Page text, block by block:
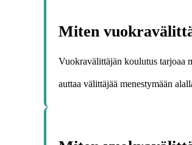
Miten
Vuokravälittäjän koulutus tarjoaa
auttaa välittäjää menestymään